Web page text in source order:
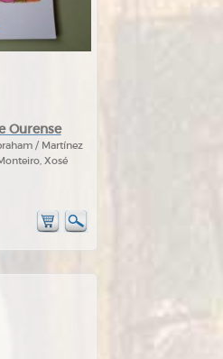
Ourense
/ Martínez
Xosé